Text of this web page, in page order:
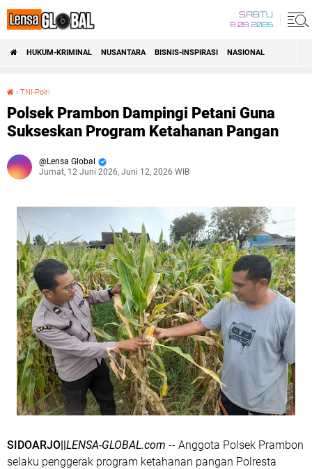
SABTU
8 08 2026
HUKUM-KRIMINAL NUSANTARA BISNIS-INSPIRASI NASIONAL
› TNI-Polri
Polsek Prambon Dampingi Petani Guna
Sukseskan Program Ketahanan Pangan
Lensa Global
Jumat, 12 Juni 2026, Juni 12, 2026 WIB
SIDOARJO||LENSA-GLOBAL.com -- Anggota Polsek Prambon
selaku penggerak program ketahanan pangan Polresta